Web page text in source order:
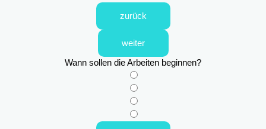
zurück
weiter
Wann sollen die Arbeiten beginnen?